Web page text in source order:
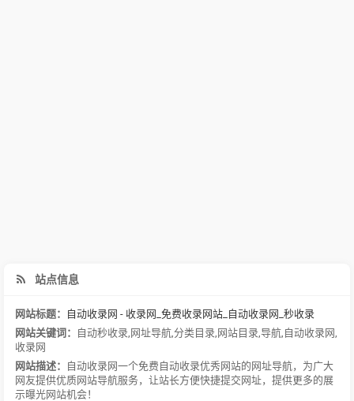
站点信息
网站标题：
自动收录网 - 收录网_免费收录网站_自动收录网_秒收录
网站关键词：
自动秒收录 网址导航 分类目录 网站目录 导航 自动收录网
收录网
网站描述：
自动收录网一个免费自动收录优秀网站的网址导航，为广大
网友提供优质网站导航服务，让站长方便快捷提交网址，提供更多的展
示曝光网站机会！